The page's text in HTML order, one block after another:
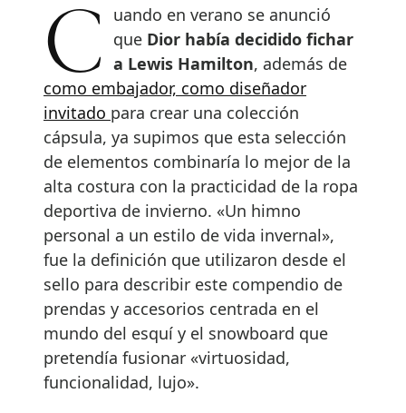
Cuando en verano se anunció que Dior había decidido fichar
a Lewis Hamilton, además de
como embajador, como diseñador
invitado para crear una colección
cápsula, ya supimos que esta selección
de elementos combinaría lo mejor de la
alta costura con la practicidad de la ropa
deportiva de invierno. «Un himno
personal a un estilo de vida invernal»,
fue la definición que utilizaron desde el
sello para describir este compendio de
prendas y accesorios centrada en el
mundo del esquí y el snowboard que
pretendía fusionar «virtuosidad,
funcionalidad, lujo».